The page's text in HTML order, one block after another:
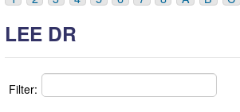
LEE DR
Filter: